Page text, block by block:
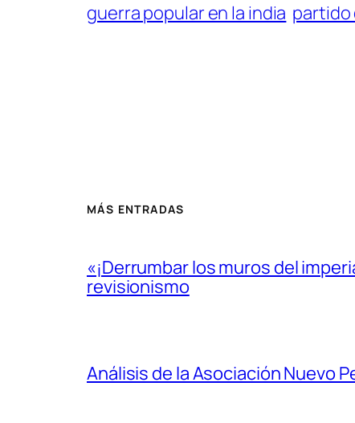
guerra popular en la india partido
MÁS ENTRADAS
«¡Derrumbar los muros del
revisionismo
Análisis de la Asociación Nuevo